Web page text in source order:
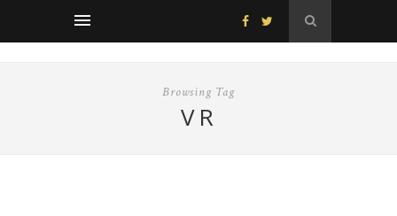
Browsing Tag
VR